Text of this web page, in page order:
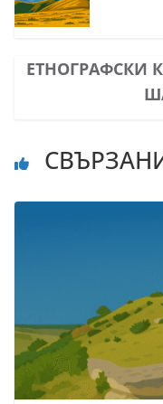
ЕТНОГРАФСКИ